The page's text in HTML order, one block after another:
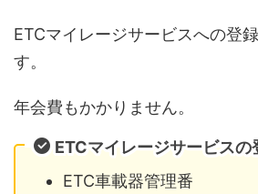
ETCマイレージサービスへの登
す。
年会費もかかりません。
ETCマイレージサービス
ETC車載器管理番